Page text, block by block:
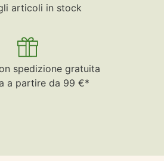
articoli in stock
spedizione gratuita
a partire da 99 €*